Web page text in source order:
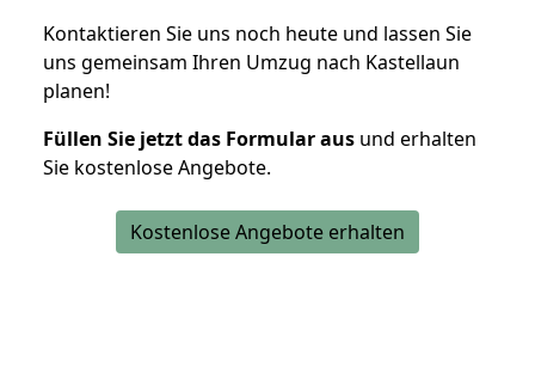
Kontaktieren Sie uns noch heute und lassen Sie
uns gemeinsam Ihren Umzug nach Kastellaun
planen!
Füllen Sie jetzt das Formular aus und erhalten
Sie kostenlose Angebote.
Kostenlose Angebote erhalten